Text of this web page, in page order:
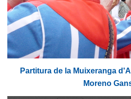
Partitura de la Muixeranga
Moreno